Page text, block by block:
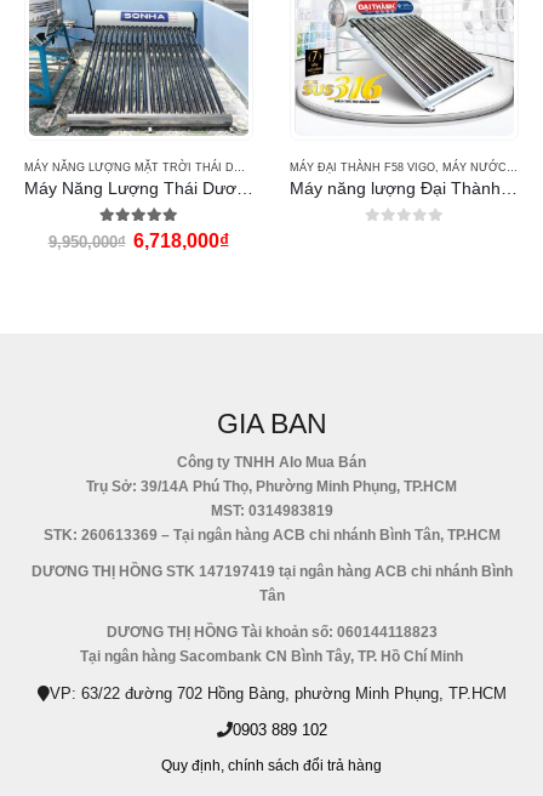
, MÁY NƯỚC NÓNG THÁI DƯƠNG NĂNG ECO
MÁY NĂNG LƯỢNG MẶT TRỜI THÁI DƯƠNG NĂNG , MÁY NƯỚC NÓNG THÁI DƯƠNG NĂNG
Máy Năng Lượng Thái Dương Năng 200l Eco
5.00 out of 5
9,950,000₫ 6,718,000₫
MÁY ĐẠI THÀNH F58 VIGO, MÁY NƯỚC NÓNG NĂNG LƯỢNG MẶT TRỜI ĐẠI THÀNH
Máy năng lượng Đại Thành 250l Vigo F58
GIA BAN
Công ty TNHH Alo Mua Bán
Trụ Sở: 39/14A Phú Thọ, Phường Minh Phụng, TP.HCM
MST: 0314983819
STK: 260613369 – Tại ngân hàng ACB chi nhánh Bình Tân, TP.HCM
DƯƠNG THỊ HỒNG STK 147197419 tại ngân hàng ACB chi nhánh Bình
Tân
DƯƠNG THỊ HỒNG Tài khoản số: 060144118823
Tại ngân hàng Sacombank CN Bình Tây, TP. Hồ Chí Minh
VP: 63/22 đường 702 Hồng Bàng, phường Minh Phụng, TP.HCM
0903 889 102
Quy định, chính sách đổi trả hàng